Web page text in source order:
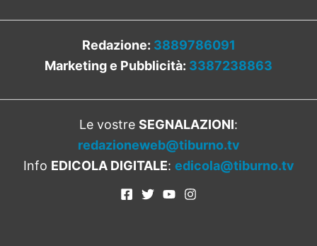
Redazione: 3889786091
Marketing e Pubblicità: 3387238863
Le vostre SEGNALAZIONI:
redazioneweb@tiburno.tv
Info EDICOLA DIGITALE: edicola@tiburno.tv